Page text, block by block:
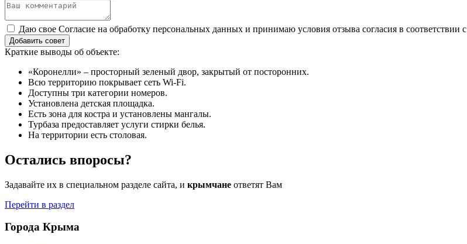
Даю свое Согласие на обработку персональных данных и принимаю условия отзыва согласия в соответствии с
Добавить совет
Краткие выводы об объекте:
«Коронелли» – просторный зеленый двор, закрытый от посторонних.
Всю территорию покрывает сеть Wi-Fi.
Доступны три категории номеров.
Установлена детская площадка.
Есть зона для костра и установлены мангалы.
Турбаза предоставляет услуги стирки белья.
На территории есть столовая.
Остались впоросы?
Задавайте их в специальном разделе сайта, и крымчане ответят Вам
Перейти в раздел
Города Крыма